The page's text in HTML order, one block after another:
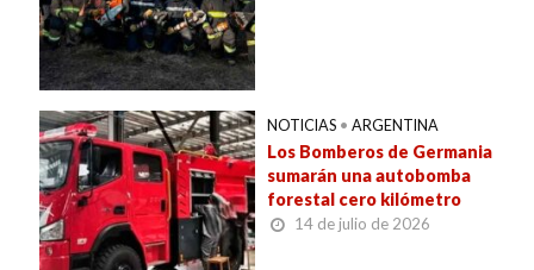
NOTICIAS • ARGENTINA
Los Bomberos de Germania
sumarán una autobomba
forestal cero kilómetro
14 de julio de 2026